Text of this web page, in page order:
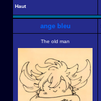
Haut
ange bleu
The old man